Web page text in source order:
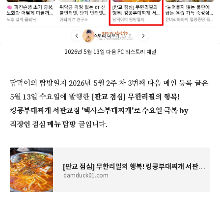
2026년 5월 13일 다음 PC 티스토리 채널
담덕이의 탐방일지 2026년 5월 2주 차 3번째 다음 메인 등록 글은
5월 13일 수요일에 발행한 [판교 점심] 무한리필의 행복!
킹콩부대찌개 서판교점 '텍사스부대찌개'로 수요일 극복 by
직장인 점심 메뉴 탐방 글입니다.
[판교 점심] 무한리필의 행복! 킹콩부대찌개 서판교점 '텍사스부대찌개'로 수요일 극복 by 직장인
damduck01.com